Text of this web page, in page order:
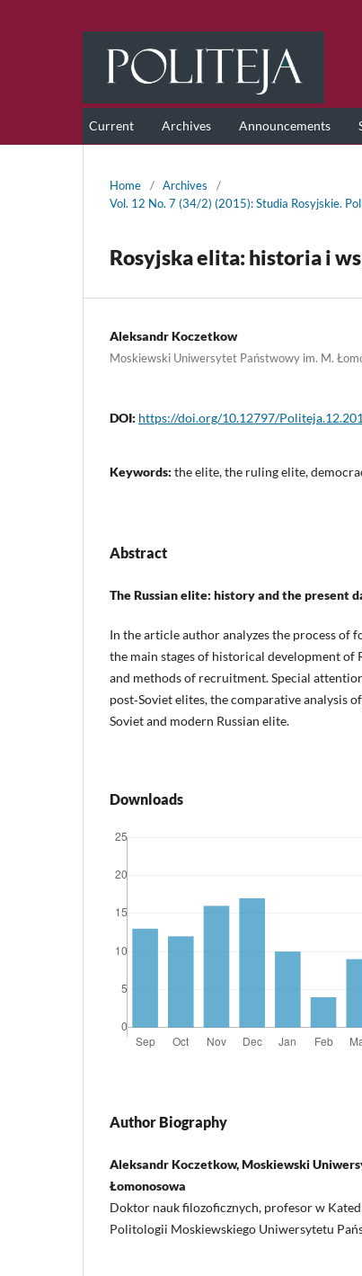
Current Archives Announcements
Home / Archives
/
Vol. 12 No. 7 (34/2) (2015): Studia Rosyjskie.
Rosyjska elita: historia i
Aleksandr Koczetkow
Moskiewski Uniwersytet Państwowy im. M.
DOI: https://doi.org/10.12797/
Keywords: the elite, the ruling elite,
Abstract
The Russian elite: history and the present
In the article author analyzes the process of
the main stages of historical development of
and methods of recruitment. Special
post‑Soviet elites, the comparative analysis
Soviet and modern Russian elite.
Downloads
Author Biography
Aleksandr Koczetkow, Moskiewski
Łomonosowa
Doktor nauk filozoficznych, profesor w
Politologii Moskiewskiego Uniwersytetu